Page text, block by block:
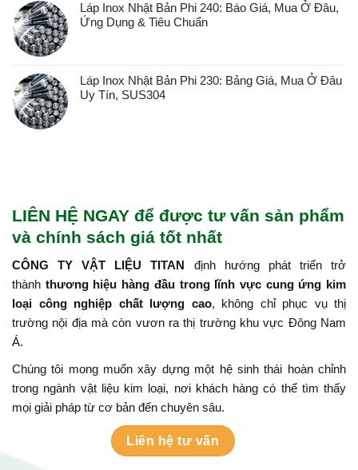
Láp Inox Nhật Bản Phi 240: Báo Giá, Mua Ở Đâu,
Ứng Dụng & Tiêu Chuẩn
Láp Inox Nhật Bản Phi 230: Bảng Giá, Mua Ở Đâu
Uy Tín, SUS304
LIÊN HỆ NGAY để được tư vấn sản phẩm
và chính sách giá tốt nhất
CÔNG TY VẬT LIỆU TITAN định hướng phát triển trở
thành thương hiệu hàng đầu trong lĩnh vực cung ứng kim
loại công nghiệp chất lượng cao, không chỉ phục vụ thị
trường nội địa mà còn vươn ra thị trường khu vực Đông Nam
Á.
Chúng tôi mong muốn xây dựng một hệ sinh thái hoàn chỉnh
trong ngành vật liệu kim loại, nơi khách hàng có thể tìm thấy
mọi giải pháp từ cơ bản đến chuyên sâu.
Liên hệ tư vấn